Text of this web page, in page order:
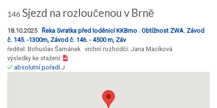
146 Sjezd na rozloučenou v Brně
18.10.2025 Řeka Svratka před loděnicí KKBrno . Obtížnost ZWA. Závod
č. 145. -1300m, Závod č. 146. - 4500 m, Záv
ředitel: Bohuslav Šamánek vrchní rozhodčí: Jana Macíková
výsledky ke stažení:
absolutní pořadíJ